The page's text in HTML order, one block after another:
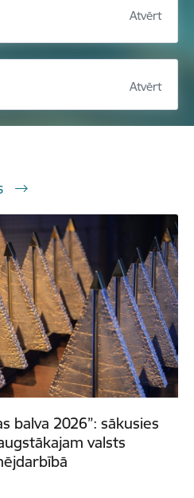
Atvērt
Atvērt
balva 2026”: sākusies
valsts